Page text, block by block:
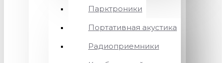
Парктроники
Портативная акустика
Радиоприемники